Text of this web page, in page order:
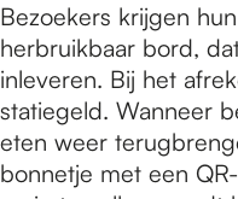
Bezoekers krijgen
herbruikbaar bord,
inleveren. Bij het
statiegeld. Wanneer
eten weer
bonnetje met een